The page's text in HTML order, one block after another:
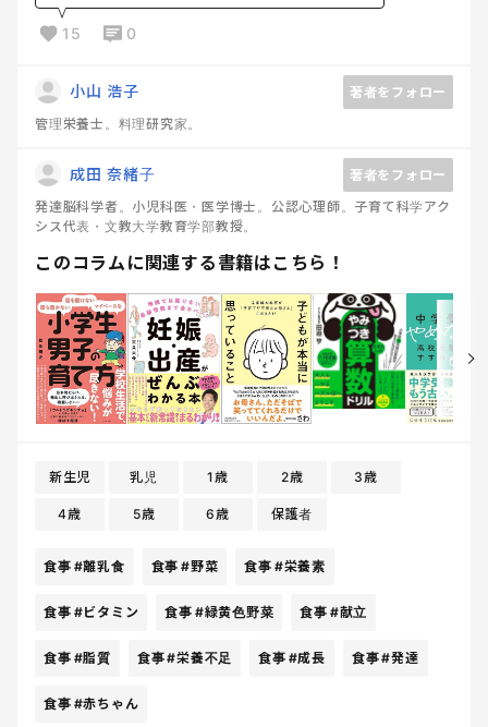
15 0
小山 浩子
著者をフォロー
管理栄養士。料理研究家。
成田 奈緒子
著者をフォロー
発達脳科学者。小児科医・医学博士。公認心理師。子育て科学アク
シス代表・文教大学教育学部教授。
このコラムに関連する書籍はこちら！
新生児 乳児 1歳 2歳 3歳
4歳 5歳 6歳 保護者
食事 #離乳食 食事 #野菜 食事 #栄養素
食事 #ビタミン 食事 #緑黄色野菜 食事 #献立
食事 #脂質 食事#栄養不足 食事 #成長 食事#発達
食事 #赤ちゃん